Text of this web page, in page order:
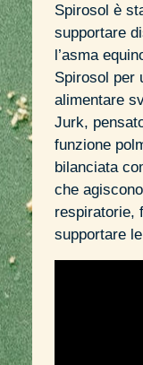
Spirosol è
supportare
l’asma
Spirosol per
alimentare
Jurk,
funzione
bilanciata
che
respiratorie,
supportare